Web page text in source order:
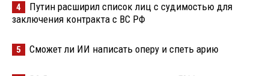
4
Путин расширил список лиц с судимостью для
заключения контракта с ВС РФ
5 Сможет ли ИИ написать оперу и спеть арию